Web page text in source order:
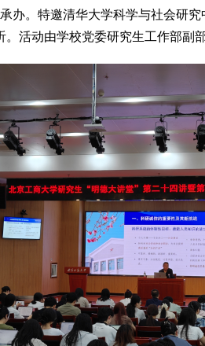
办。特邀清华大学科学与社会研
活动由学校党委研究生工作部副